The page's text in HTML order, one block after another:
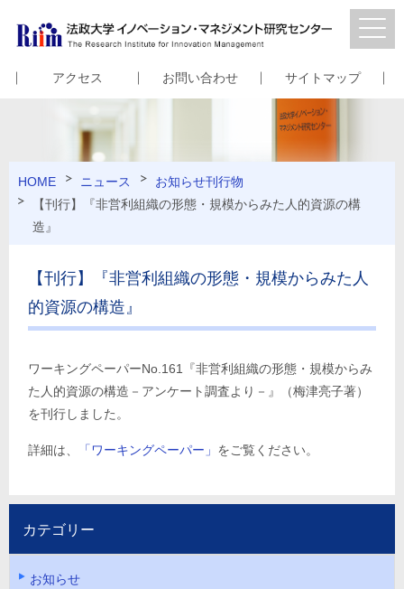
アクセス お問い合わせ サイトマップ
HOME ニュース お知らせ刊行物
【刊行】『非営利組織の形態・規模からみた人的資源の構
造』
【刊行】『非営利組織の形態・規模からみた人
的資源の構造』
ワーキングペーパーNo.161『非営利組織の形態・規模からみ
た人的資源の構造－アンケート調査より－』（梅津亮子著）
を刊行しました。
詳細は、 「ワーキングペーパー」 をご覧ください。
カテゴリー
お知らせ